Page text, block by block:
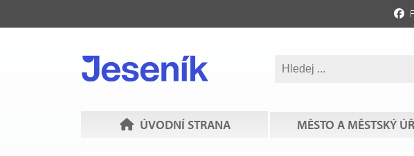
ÚVODNÍ STRANA MĚSTO A MĚSTSKÝ